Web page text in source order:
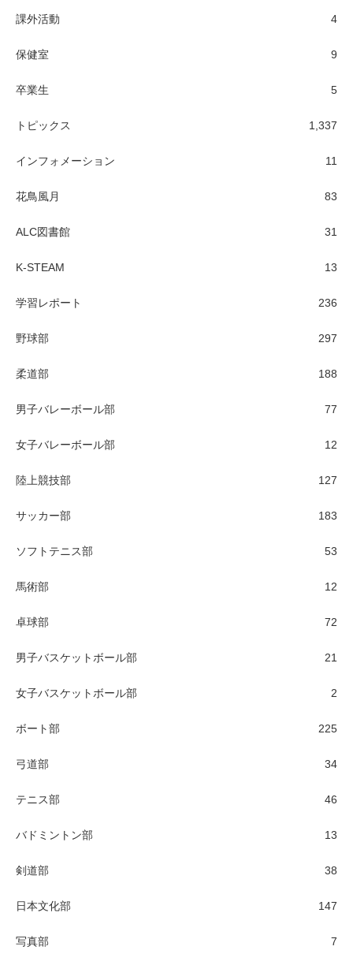
課外活動 4
保健室 9
卒業生 5
トピックス 1,337
インフォメーション 11
花鳥風月 83
ALC図書館 31
K-STEAM 13
学習レポート 236
野球部 297
柔道部 188
男子バレーボール部 77
女子バレーボール部 12
陸上競技部 127
サッカー部 183
ソフトテニス部 53
馬術部 12
卓球部 72
男子バスケットボール部 21
女子バスケットボール部 2
ボート部 225
弓道部 34
テニス部 46
バドミントン部 13
剣道部 38
日本文化部 147
写真部 7